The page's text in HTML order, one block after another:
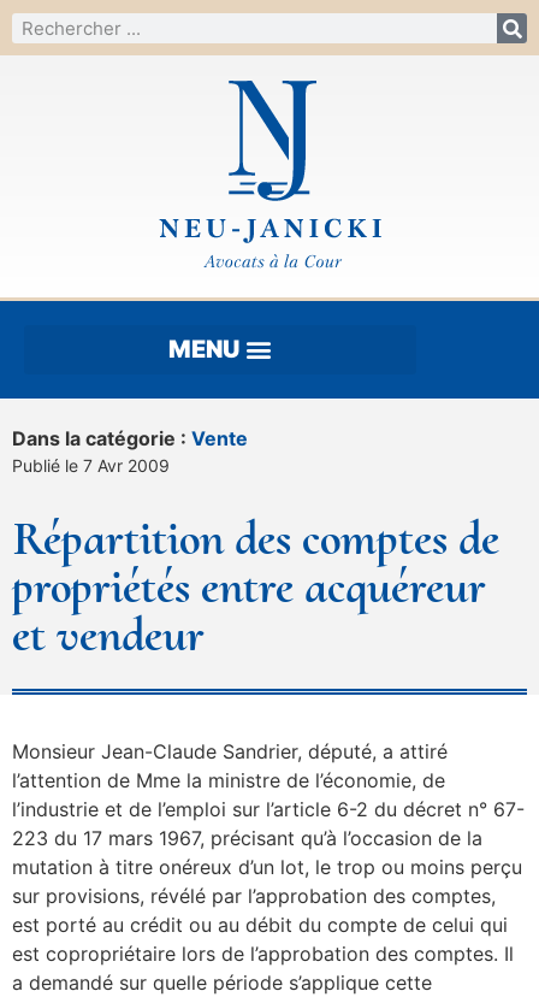
Dans la catégorie : Vente
Publié le 7 Avr 2009
Répartition des comptes de
propriétés entre acquéreur
et vendeur
Monsieur Jean-Claude Sandrier, député, a attiré
l’attention de Mme la ministre de l’économie, de
l’industrie et de l’emploi sur l’article 6-2 du décret n° 67-
223 du 17 mars 1967, précisant qu’à l’occasion de la
mutation à titre onéreux d’un lot, le trop ou moins perçu
sur provisions, révélé par l’approbation des comptes,
est porté au crédit ou au débit du compte de celui qui
est copropriétaire lors de l’approbation des comptes. Il
a demandé sur quelle période s’applique cette